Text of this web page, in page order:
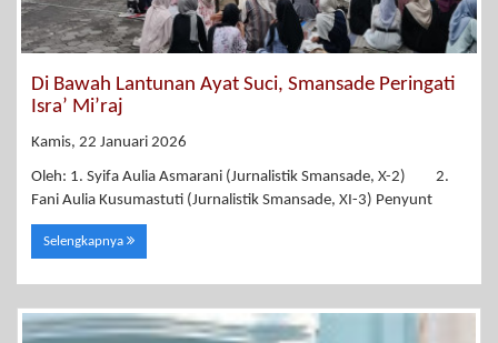
Di Bawah Lantunan Ayat Suci, Smansade Peringati
Isra’ Mi’raj
Kamis, 22 Januari 2026
Oleh: 1. Syifa Aulia Asmarani (Jurnalistik Smansade, X-2) 2.
Fani Aulia Kusumastuti (Jurnalistik Smansade, XI-3) Penyunt
Selengkapnya